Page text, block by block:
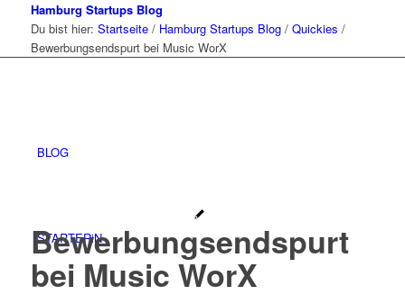
BLOG
STARTERiN
Hamburg Startups Blog
Du bist hier: Startseite / Hamburg Startups Blog / Quickies /
Bewerbungsendspurt bei Music WorX
Bewerbungsendspurt
bei Music WorX